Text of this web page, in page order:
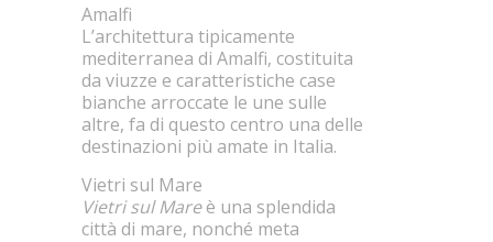
Amalfi
L’architettura tipicamente
mediterranea di Amalfi, costituita
da viuzze e caratteristiche case
bianche arroccate le une sulle
altre, fa di questo centro una delle
destinazioni più amate in Italia.
Vietri sul Mare
Vietri sul Mareè una splendida
città di mare, nonché meta